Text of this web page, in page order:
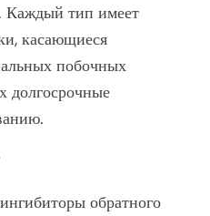
Каждый тип имеет
касающиеся
побочных
долгосрочные
обратного